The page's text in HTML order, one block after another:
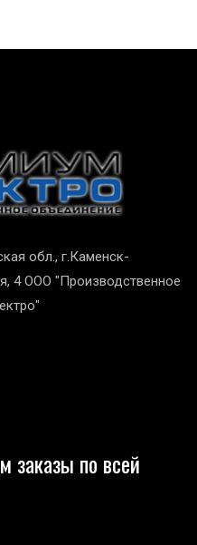
обл., г.Каменск-
4 ООО "Производственное
заказы по всей